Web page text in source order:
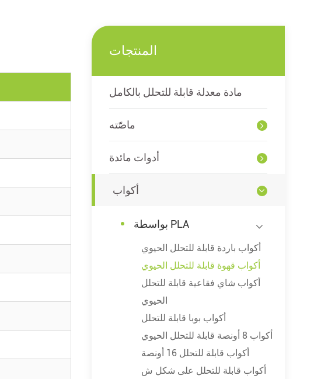
المنتجات
مادة معدلة قابلة للتحلل بالكامل
ماصّته
أدوات مائدة
أكواب
بواسطة PLA
أكواب باردة قابلة للتحلل الحيوي
أكواب قهوة قابلة للتحلل الحيوي
أكواب شاي فقاعية قابلة للتحلل
الحيوي
أكواب بوبا قابلة للتحلل
أكواب 8 أونصة قابلة للتحلل الحيوي
أكواب قابلة للتحلل 16 أونصة
أكواب قابلة للتحلل على شكل ش